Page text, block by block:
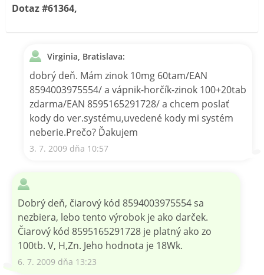
Dotaz #61364,
Virginia, Bratislava:
dobrý deň. Mám zinok 10mg 60tam/EAN
8594003975554/ a vápnik-horčík-zinok 100+20tab
zdarma/EAN 8595165291728/ a chcem poslať
kody do ver.systému,uvedené kody mi systém
neberie.Prečo? Ďakujem
3. 7. 2009 dňa 10:57
Dobrý deň, čiarový kód 8594003975554 sa
nezbiera, lebo tento výrobok je ako darček.
Čiarový kód 8595165291728 je platný ako zo
100tb. V, H,Zn. Jeho hodnota je 18Wk.
6. 7. 2009 dňa 13:23